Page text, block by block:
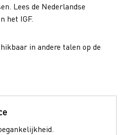
Lees de Nederlandse
het IGF.
in andere talen op de